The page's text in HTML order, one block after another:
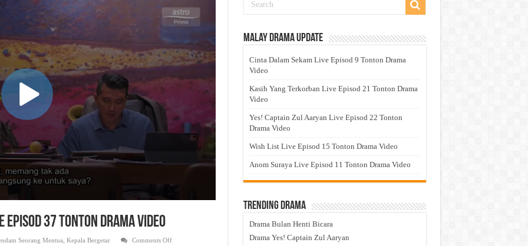
Episod 37 Tonton Drama Video
Seorang Mentua Kepala Bergetar Comments Offon
Malay Drama Update
Cinta Dalam Sekam Live Episod 9 Tonton Drama
Video
Kasih Yang Terkorban Live Episod 21 Tonton Drama
Video
Yes! Captain Zul Aaryan Live Episod 22 Tonton
Drama Video
Wish List Live Episod 15 Tonton Drama Video
Anom Suraya Live Episod 11 Tonton Drama Video
Trending Drama
Drama Bulan Henti Bicara
Drama Yes! Captain Zul Aaryan